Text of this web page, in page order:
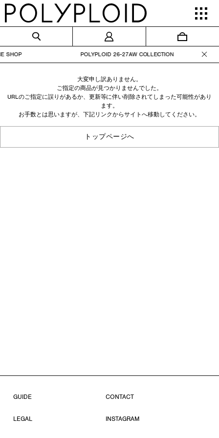
ONLINE SHOP POLYPLOID 26-27AW
大変申し訳ありません。
ご指定の商品が見つかりませんでした。
URLのご指定に誤りがあるか、更新等に伴い削除されてしまった可能性があり
ます。
お手数とは思いますが、下記リンクからサイトへ移動してください。
トップページへ
GUIDE
LEGAL
CONTACT
INSTAGRAM